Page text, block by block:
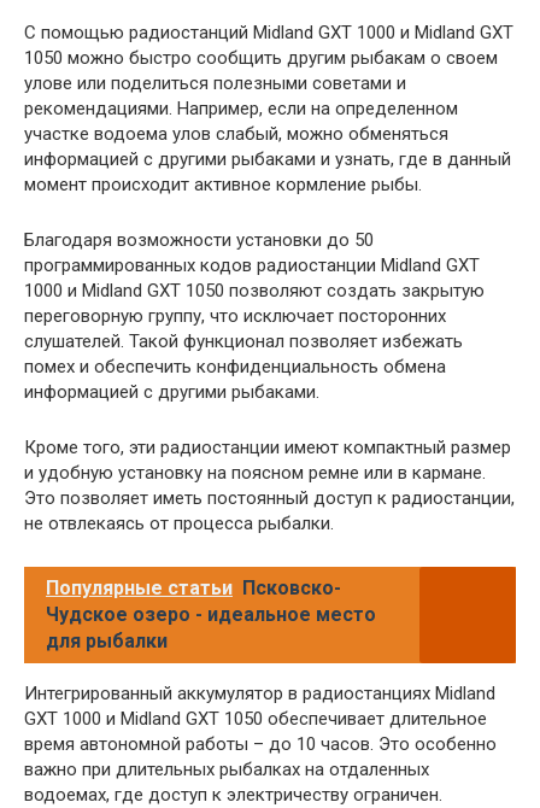
С помощью радиостанций Midland GXT 1000 и Midland GXT
1050 можно быстро сообщить другим рыбакам о своем
улове или поделиться полезными советами и
рекомендациями. Например, если на определенном
участке водоема улов слабый, можно обменяться
информацией с другими рыбаками и узнать, где в данный
момент происходит активное кормление рыбы.
Благодаря возможности установки до 50
программированных кодов радиостанции Midland GXT
1000 и Midland GXT 1050 позволяют создать закрытую
переговорную группу, что исключает посторонних
слушателей. Такой функционал позволяет избежать
помех и обеспечить конфиденциальность обмена
информацией с другими рыбаками.
Кроме того, эти радиостанции имеют компактный размер
и удобную установку на поясном ремне или в кармане.
Это позволяет иметь постоянный доступ к радиостанции,
не отвлекаясь от процесса рыбалки.
Популярные статьи Псковско-
Чудское озеро - идеальное место
для рыбалки
Интегрированный аккумулятор в радиостанциях Midland
GXT 1000 и Midland GXT 1050 обеспечивает длительное
время автономной работы – до 10 часов. Это особенно
важно при длительных рыбалках на отдаленных
водоемах, где доступ к электричеству ограничен.